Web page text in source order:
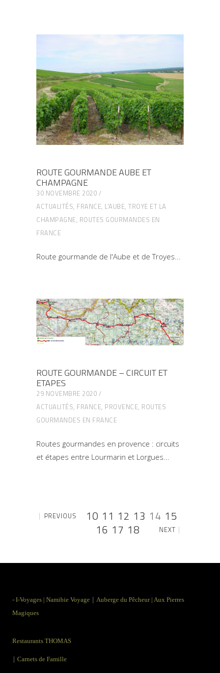
ROUTE GOURMANDE AUBE ET
CHAMPAGNE
30 NOVEMBRE 2020
ACTUALITÉS, FRANCE, L'AUBE, TROYE ET LA
CHAMPAGNE, ROUTES GOURMANDES EN
FRANCE
Route gourmande de l'Aube et de Troyes
ROUTE GOURMANDE – CIRCUIT ET
ETAPES
29 NOVEMBRE 2020
ACTUALITÉS, FRANCE, PROVENCE, ROUTES
GOURMANDES EN FRANCE
Routes gourmandes en provence : circuits
et étapes entre Lourmarin et Lorgues
PREVIOUS 10 11 12 13 14 15
16 17 18 NEXT
- I-Voyages | Namibie Voyage | Auberge du Pêcheur | Aux Pierres
Magiques
Restaurants THOMAS
| Carnets de Famille